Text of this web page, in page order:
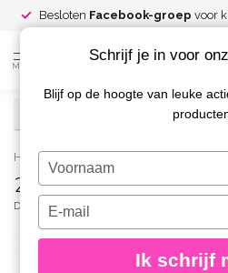
Besloten Facebook-groep voor
MENU
Home / 265 Gellak Booming
265 Gellak Booming
DIVA
Schrijf je in voor
Blijf op de hoogte van leuke
Typ
je
naam
Typ
je
e-
Ik schrijf